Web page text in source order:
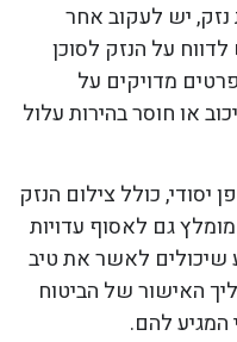
יש לעקוב אחר
על הנזק לסוכן
מדויקים על
או חוסר בהירות עלול
כולל צילום הנזק
גם לאסוף עדויות
שיכולים לאשר את טיב
האישור של הביטוח
המגיע להם.